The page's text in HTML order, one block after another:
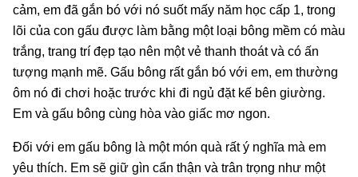
cảm, em đã gắn bó với nó suốt mấy năm học cấp 1, trong
lõi của con gấu được làm bằng một loại bông mềm có màu
trắng, trang trí đẹp tạo nên một vẻ thanh thoát và có ấn
tượng mạnh mẽ. Gấu bông rất gắn bó với em, em thường
ôm nó đi chơi hoặc trước khi đi ngủ đặt kế bên giường.
Em và gấu bông cùng hòa vào giấc mơ ngon.
Đối với em gấu bông là một món quà rất ý nghĩa mà em
yêu thích. Em sẽ giữ gìn cẩn thận và trân trọng như một